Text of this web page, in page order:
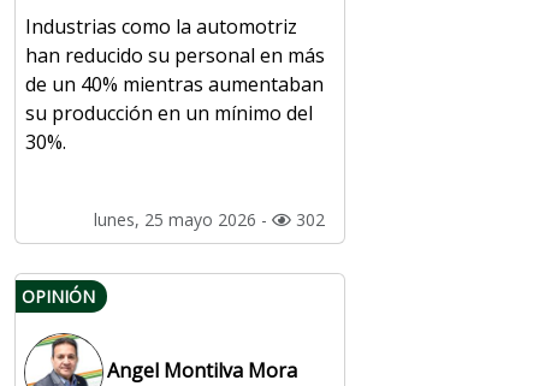
Industrias como la automotriz
han reducido su personal en más
de un 40% mientras aumentaban
su producción en un mínimo del
30%.
lunes, 25 mayo 2026 - 302
OPINIÓN
Angel Montilva Mora